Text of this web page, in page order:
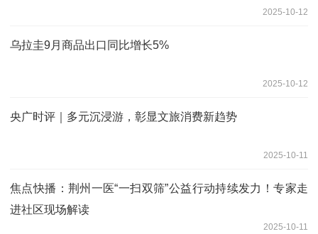
2025-10-12
乌拉圭9月商品出口同比增长5%
2025-10-12
央广时评｜多元沉浸游，彰显文旅消费新趋势
2025-10-11
焦点快播：荆州一医“一扫双筛”公益行动持续发力！专家走
进社区现场解读
2025-10-11